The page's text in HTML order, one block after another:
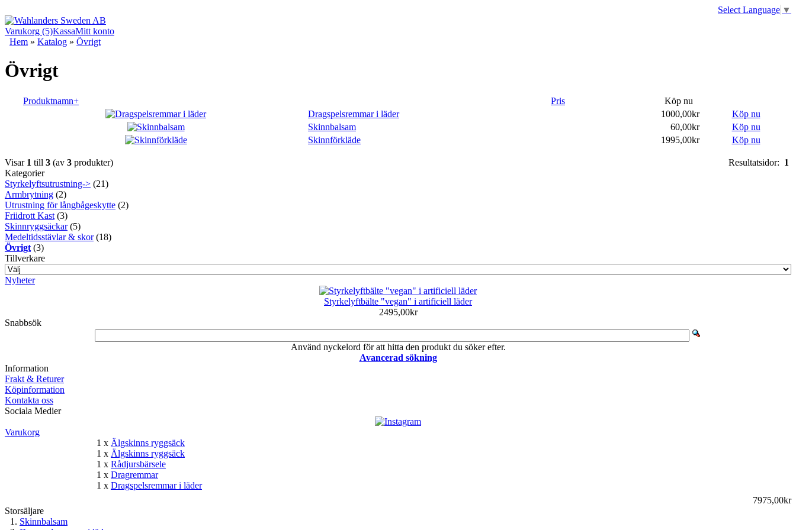
Select Language ▼
Varukorg (5)KassaMitt konto
Hem » Katalog » Övrigt
Övrigt
Produktnamn+ Pris
Köp nu
Dragspelsremmar i läder
1000,00kr
Köp nu
Skinnbalsam
60,00kr
Köp nu
Skinnförkläde
1995,00kr Köp nu
Resultatsidor: 1
Visar 1 till 3 (av 3 produkter)
Kategorier
Styrkelyftsutrustning-> (21)
Armbrytning (2)
Utrustning för långbågeskytte (2)
Friidrott Kast (3)
Skinnryggsäckar(5)
Medeltidsstävlar & skor(18)
Övrigt (3)
Tillverkare
Nyheter
Styrkelyftbälte "vegan" i artificiell läder
2495,00kr
Snabbsök
Använd nyckelord för att hitta den produkt du söker efter.
Avancerad sökning
Information
Frakt & Returer
Köpinformation
Kontakta oss
Sociala Medier
Varukorg
1 x Älgskinns ryggsäck
1 x Älgskinns ryggsäck
1 x Rådjursbärsele
1 x Dragremmar
1 x Dragspelsremmar i läder
7975,00kr
Storsäljare
Skinnbalsam